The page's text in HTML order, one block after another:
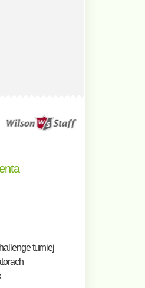
turniej